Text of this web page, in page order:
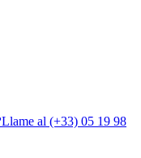
Llame al (+33) 05 19 98